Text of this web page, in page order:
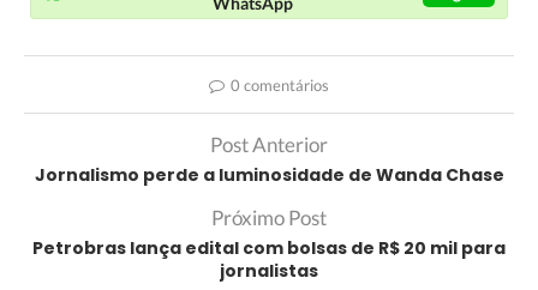
0 comentários
Post Anterior
Jornalismo perde a luminosidade de Wanda Chase
Próximo Post
Petrobras lança edital com bolsas de R$ 20 mil para
jornalistas